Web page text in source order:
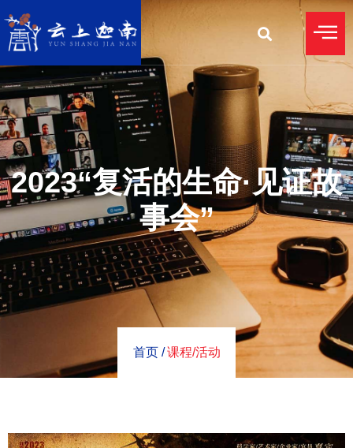
2023“复活的生命·见证故
事会”
首页 / 课程/活动